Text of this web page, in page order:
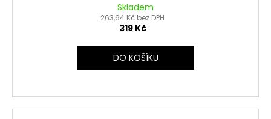
Skladem
263,64 Kč bez DPH
319 Kč
DO KOŠÍKU